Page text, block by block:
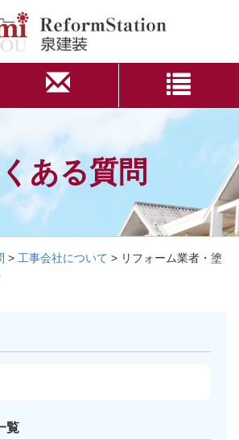
ある質問
> 工事会社について > リフォーム業者・塗
覧